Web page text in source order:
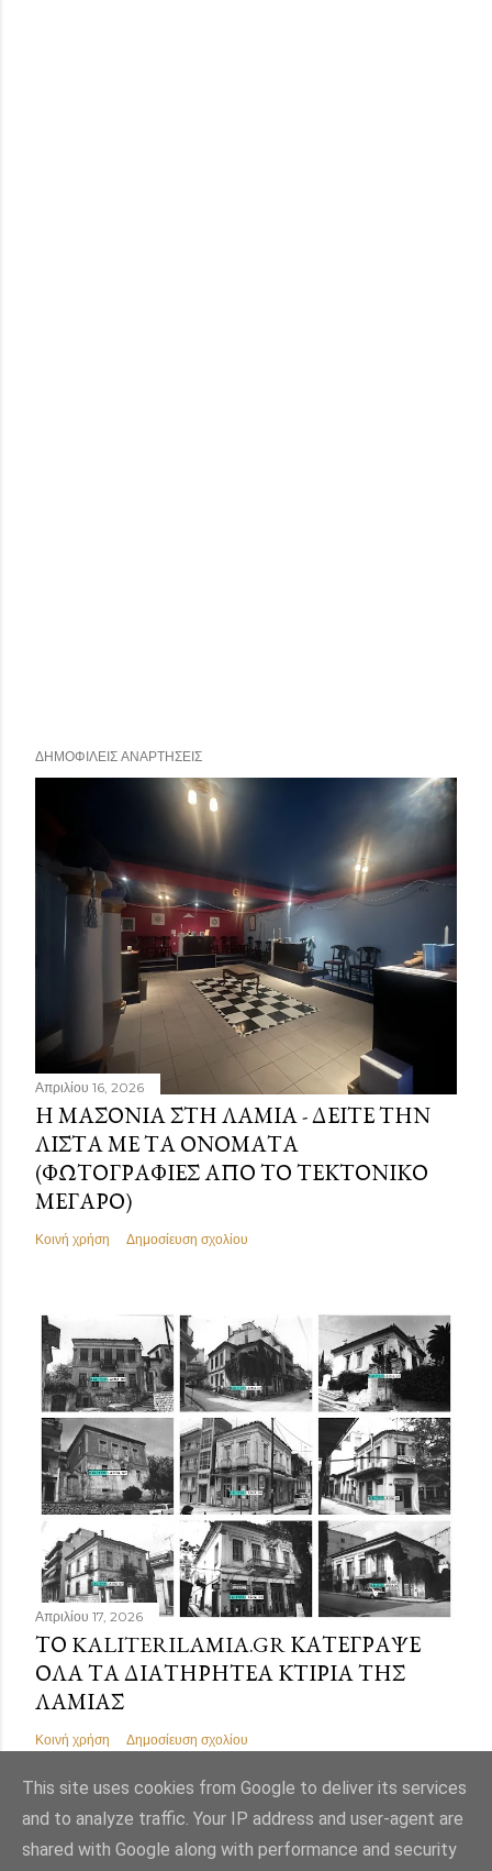
ΔΗΜΟΦΙΛΕΊΣ ΑΝΑΡΤΉΣΕΙΣ
Απριλίου 16, 2026
Η ΜΑΣΟΝΊΑ ΣΤΗ ΛΑΜΊΑ - ΔΕΊΤΕ ΤΗΝ
ΛΊΣΤΑ ΜΕ ΤΑ ΟΝΌΜΑΤΑ
(ΦΩΤΟΓΡΑΦΊΕΣ ΑΠΌ ΤΟ ΤΕΚΤΟΝΙΚΌ
ΜΈΓΑΡΟ)
Κοινή χρήση Δημοσίευση σχολίου
Απριλίου 17, 2026
ΤΟ KALITERILAMIA.GR ΚΑΤΈΓΡΑΨΕ
ΌΛΑ ΤΑ ΔΙΑΤΗΡΗΤΈΑ ΚΤΊΡΙΑ ΤΗΣ
ΛΑΜΊΑΣ
Κοινή χρήση Δημοσίευση σχολίου
This site uses cookies from Google to deliver its services
and to analyze traffic. Your IP address and user-agent are
shared with Google along with performance and security